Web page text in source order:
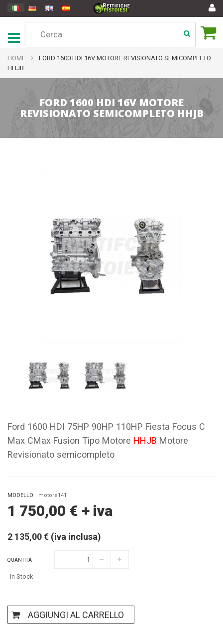
HOME
FORD 1600 HDI 16V MOTORE REVISIONATO SEMICOMPLETO
HHJB
FORD 1600 HDI 16V MOTORE
REVISIONATO SEMICOMPLETO HHJB
Ford 1600 HDI 75HP 90HP 110HP Fiesta Focus C
Max CMax Fusion Tipo Motore HHJB Motore
Revisionato semicompleto
MODELLO motore141
1 750,00 € + iva
2 135,00 € (iva inclusa)
QUANTITA
In Stock
AGGIUNGI AL CARRELLO